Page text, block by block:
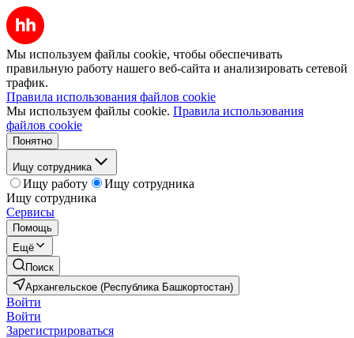
Мы используем файлы cookie, чтобы обеспечивать
правильную работу нашего веб-сайта и анализировать сетевой
трафик.
Правила использования файлов cookie
Мы используем файлы cookie. Правила использования
файлов cookie
Понятно
Ищу сотрудника
Ищу работу
Ищу сотрудника
Ищу сотрудника
Сервисы
Помощь
Ещё
Поиск
Архангельское (Республика Башкортостан)
Войти
Войти
Зарегистрироваться